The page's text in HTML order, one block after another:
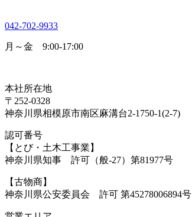
042-702-9933
月～金 9:00-17:00
本社所在地
〒252-0328
神奈川県相模原市南区麻溝台2-1750-1(2-7)
認可番号
【とび・土木工事業】
神奈川県知事 許可（般-27）第81977号
【古物商】
神奈川県公安委員会 許可 第45278006894号